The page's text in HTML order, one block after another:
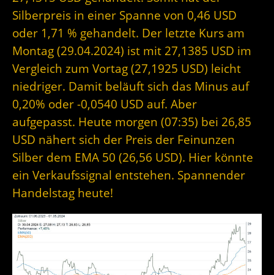
Silberpreis in einer Spanne von 0,46 USD
oder 1,71 % gehandelt. Der letzte Kurs am
Montag (29.04.2024) ist mit 27,1385 USD im
Vergleich zum Vortag (27,1925 USD) leicht
niedriger. Damit beläuft sich das Minus auf
0,20% oder -0,0540 USD auf. Aber
aufgepasst. Heute morgen (07:35) bei 26,85
USD nähert sich der Preis der Feinunzen
Silber dem EMA 50 (26,56 USD). Hier könnte
ein Verkaufssignal entstehen. Spannender
Handelstag heute!